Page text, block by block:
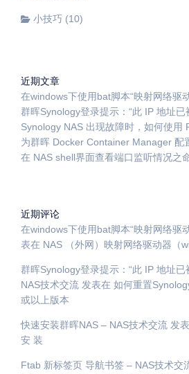
小技巧 (10)
近期文章
在windows下使用bat脚本“映射网络驱
群晖Synology登录提示：“此 IP 地址已
Synology NAS 出现故障时，如何使用
为群晖 Docker Container Manager 配
在 NAS shell界面查看端口监听情况之
近期评论
在windows下使用bat脚本“映射网络驱
表在 NAS （外网）映射网络驱动器（
群晖Synology登录提示：“此 IP 地址
NAS技术交流 发表在 如何重置
或以上版本
快速安装群晖NAS – NAS技术交流 发
安 装
Ftab 新标签页 导航书签 – NAS技术交